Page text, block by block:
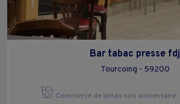
Bar tabac presse fdj
Tourcoing - 59200
Commerce de détail non alimentaire